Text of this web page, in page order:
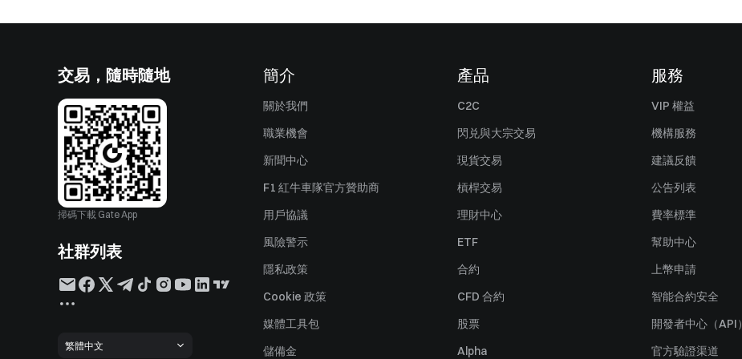
交易，隨時隨地
掃碼下載 Gate App
社群列表
繁體中文
簡介
關於我們
職業機會
新聞中心
F1 紅牛車隊官方贊助商
用戶協議
風險警示
隱私政策
Cookie 政策
媒體工具包
儲備金
產品
C2C
閃兑與大宗交易
現貨交易
槓桿交易
理財中心
ETF
合約
CFD 合約
股票
Alpha
服務
VIP 權益
機構服務
建議反饋
公告列表
費率標準
幫助中心
上幣申請
智能合約安全
開發者中心（API）
官方驗證渠道